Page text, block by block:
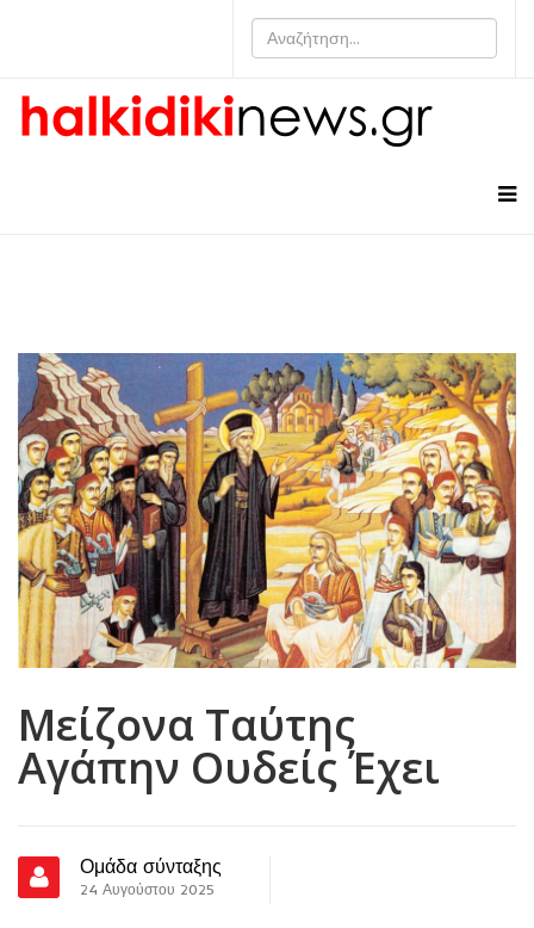
Μείζονα Ταύτης
Αγάπην Ουδείς Έχει
Ομάδα σύνταξης
24 Αυγούστου 2025